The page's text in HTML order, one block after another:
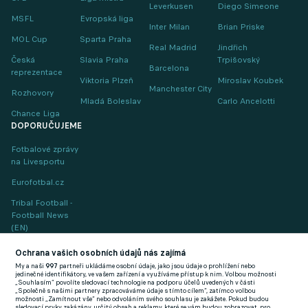
MSFL
MOL Cup
Česká
reprezentace
Rozhovory
Chance Liga
Evropská liga
Sparta Praha
Slavia Praha
Viktoria Plzeň
Mladá Boleslav
Leverkusen
Inter Milan
Real Madrid
Barcelona
Manchester City
Diego Simeone
Brian Priske
Jindřich
Trpišovský
Miroslav Koubek
Carlo Ancelotti
DOPORUČUJEME
Fotbalové zprávy
na Livesportu
Eurofotbal.cz
Tribal Football -
Football News
(EN)
FlashFutbal (SK)
Tenisportal.cz
Tenisové zprávy
na Livesportu
Ochrana vašich osobních údajů nás zajímá
My a naši997 partneři ukládáme osobní údaje, jako jsou údaje o prohlížení nebo
jedinečné identifikátory, ve vašem zařízení a využíváme přístup k nim. Volbou možnosti
„Souhlasím“ povolíte sledovací technologie na podporu účelů uvedených v části
„Společně s našimi partnery zpracováváme údaje s tímto cílem“, zatímco volbou
možnosti „Zamítnout vše“ nebo odvoláním svého souhlasu je zakážete. Pokud budou